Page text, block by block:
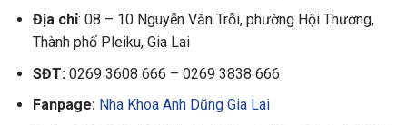
Địa chỉ: 08 – 10 Nguyễn Văn Trỗi, phường Hội Thương,
Thành phố Pleiku, Gia Lai
SĐT:0269 3608 666 – 0269 3838 666
Fanpage: Nha Khoa Anh Dũng Gia Lai